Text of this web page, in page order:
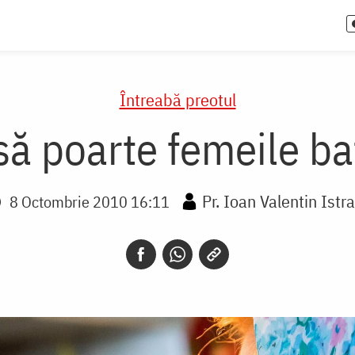
Întreabă preotul
poarte femeile
8 Octombrie 2010 16:11 Pr. Ioan Valentin